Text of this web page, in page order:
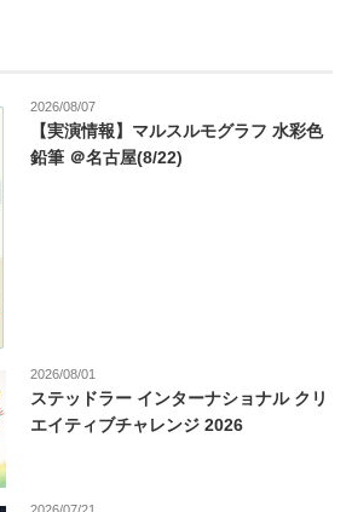
2026/08/07
【実演情報】マルスルモグラフ 水彩色
鉛筆 ＠名古屋(8/22)
2026/08/01
ステッドラー インターナショナル クリ
エイティブチャレンジ 2026